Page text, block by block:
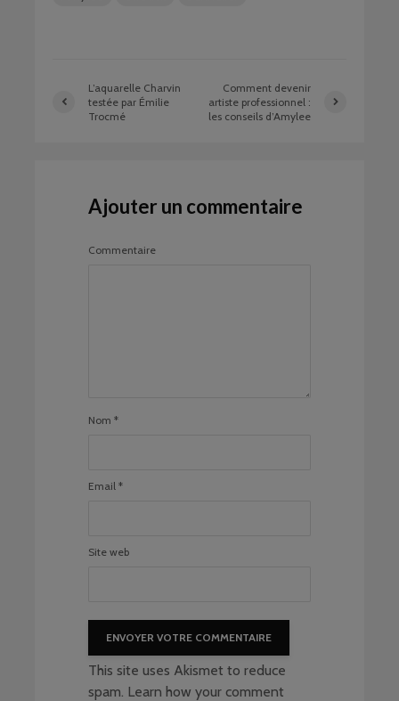
L’aquarelle Charvin
testée par Émilie
Trocmé
Comment devenir
artiste professionnel :
les conseils d’Amylee
Ajouter un commentaire
Commentaire
Nom *
Email *
Site web
This site uses Akismet to reduce
spam. Learn how your comment